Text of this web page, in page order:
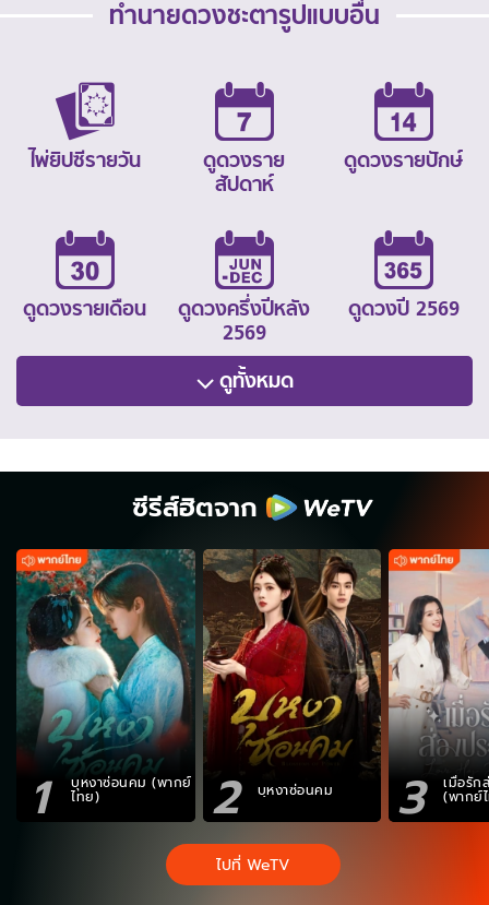
ทำนายดวงชะตารูปแบบอื่น
ไพ่ยิปซีรายวัน
ดูดวงราย
สัปดาห์
ดูดวงรายปักษ์
ดูดวงรายเดือน
ดูดวงครึ่งปีหลัง
2569
ดูดวงปี 2569
ดูทั้งหมด
ซีรีส์ฮิตจาก
1 บุหงาซ่อนคม (พากย์
ไทย) 2 บุหงาซ่อนคม 3 เมื่อรัก
(พากย์
ไปที่ WeTV